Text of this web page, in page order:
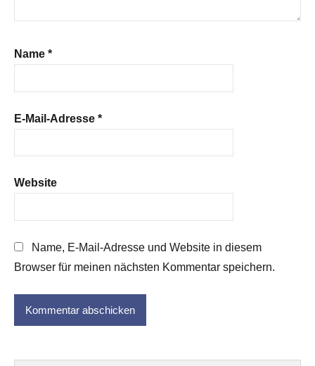
Name *
E-Mail-Adresse *
Website
Name, E-Mail-Adresse und Website in diesem
Browser für meinen nächsten Kommentar speichern.